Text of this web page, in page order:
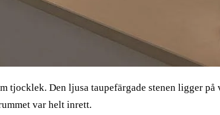
tjocklek. Den ljusa taupefärgade stenen ligger
var helt inrett.